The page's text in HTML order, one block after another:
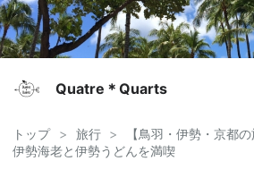
Quatre＊Quarts
トップ > 旅行 >
【鳥羽・伊勢・京都
伊勢海老と伊勢うどんを満喫